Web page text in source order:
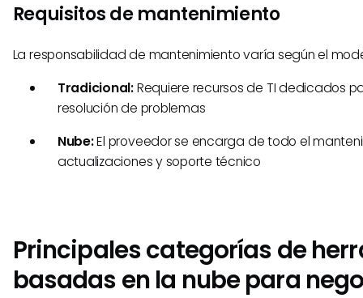
Requisitos de mantenimiento
La responsabilidad de mantenimiento varía según el
Tradicional:Requiere recursos de TI dedicados
resolución de problemas
Nube:El proveedor se encarga de todo el
actualizaciones y soporte técnico
Principales categorías de
basadas en la nube para